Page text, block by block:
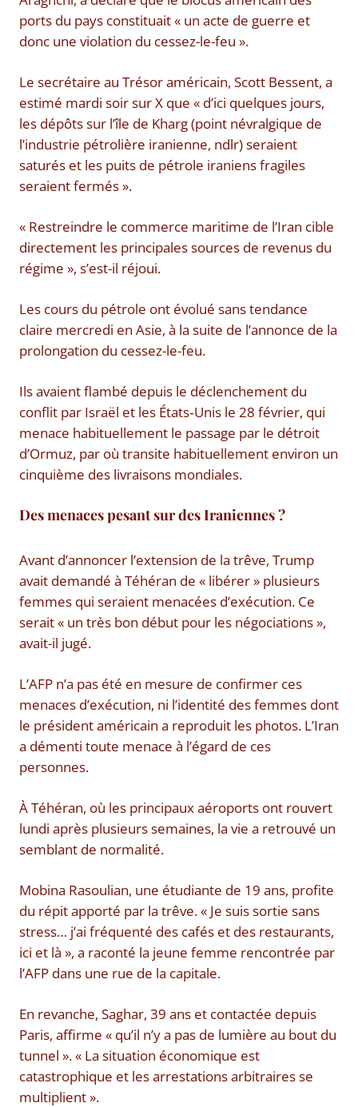
ports du pays constituait « un acte de guerre et
donc une violation du cessez-le-feu ».
Le secrétaire au Trésor américain, Scott Bessent, a
estimé mardi soir sur X que « d’ici quelques jours,
les dépôts sur l’île de Kharg (point névralgique de
l’industrie pétrolière iranienne, ndlr) seraient
saturés et les puits de pétrole iraniens fragiles
seraient fermés ».
« Restreindre le commerce maritime de l’Iran cible
directement les principales sources de revenus du
régime », s’est-il réjoui.
Les cours du pétrole ont évolué sans tendance
claire mercredi en Asie, à la suite de l’annonce de la
prolongation du cessez-le-feu.
Ils avaient flambé depuis le déclenchement du
conflit par Israël et les États‑Unis le 28 février, qui
menace habituellement le passage par le détroit
d’Ormuz, par où transite habituellement environ un
cinquième des livraisons mondiales.
Des menaces pesant sur des Iraniennes ?
Avant d’annoncer l’extension de la trêve, Trump
avait demandé à Téhéran de « libérer » plusieurs
femmes qui seraient menacées d’exécution. Ce
serait « un très bon début pour les négociations »,
avait-il jugé.
L’AFP n’a pas été en mesure de confirmer ces
menaces d’exécution, ni l’identité des femmes dont
le président américain a reproduit les photos. L’Iran
a démenti toute menace à l’égard de ces
personnes.
À Téhéran, où les principaux aéroports ont rouvert
lundi après plusieurs semaines, la vie a retrouvé un
semblant de normalité.
Mobina Rasoulian, une étudiante de 19 ans, profite
du répit apporté par la trêve. « Je suis sortie sans
stress… j’ai fréquenté des cafés et des restaurants,
ici et là », a raconté la jeune femme rencontrée par
l’AFP dans une rue de la capitale.
En revanche, Saghar, 39 ans et contactée depuis
Paris, affirme « qu’il n’y a pas de lumière au bout du
tunnel ». « La situation économique est
catastrophique et les arrestations arbitraires se
multiplient ».